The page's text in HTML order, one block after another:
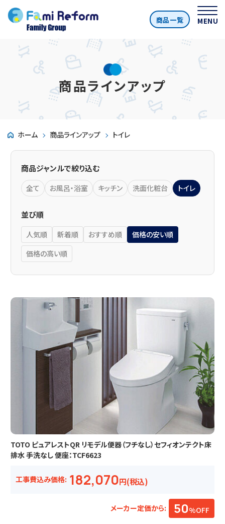
商品一覧 MENU
商品ラインアップ
ホーム 商品ラインアップ トイレ
商品ジャンルで絞り込む
全て お風呂・浴室 キッチン 洗面化粧台 トイレ
並び順
人気順 新着順 おすすめ順
価格の安い順
価格の高い順
TOTO ピュアレストQR リモデル便器（フチなし）セフィオンテクト床
排水 手洗なし 便座：TCF6623
工事費込み価格: 182,070円(税込)
メーカー定価から: 50%OFF